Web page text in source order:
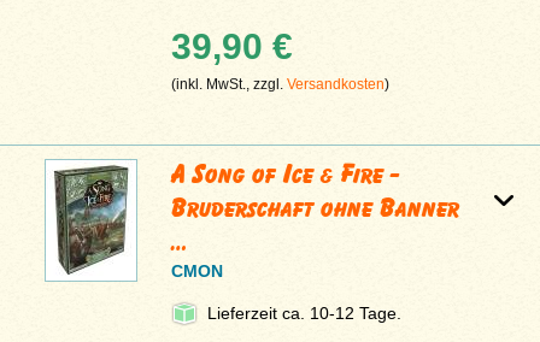
39,90 €
(inkl. MwSt., zzgl.Versandkosten)
A Song of Ice & Fire -
Bruderschaft ohne Banner
…
CMON
Lieferzeit ca. 10-12 Tage.